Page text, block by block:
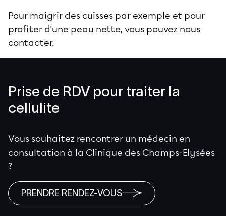
Pour maigrir des cuisses par exemple et pour
profiter d'une peau nette, vous pouvez nous
contacter.
Prise de RDV pour traiter la
cellulite
Vous souhaitez rencontrer un médecin en
consultation à la Clinique des Champs-Elysées
?
PRENDRE RENDEZ-VOUS